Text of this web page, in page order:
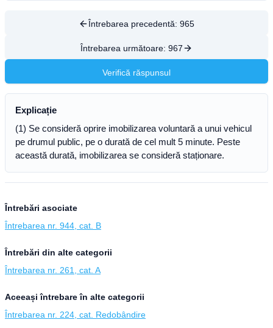
Întrebarea precedentă: 965
Întrebarea următoare: 967
Verifică răspunsul
Explicație
(1) Se consideră oprire imobilizarea voluntară a unui vehicul
pe drumul public, pe o durată de cel mult 5 minute. Peste
această durată, imobilizarea se consideră staționare.
Întrebări asociate
Întrebarea nr. 944, cat. B
Întrebări din alte categorii
Întrebarea nr. 261, cat. A
Aceeași întrebare în alte categorii
Întrebarea nr. 224, cat. Redobândire